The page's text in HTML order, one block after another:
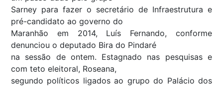
Sarney para fazer o secretário de Infraestrutura e
pré-candidato ao governo do
Maranhão em 2014, Luís Fernando, conforme
denunciou o deputado Bira do Pindaré
na sessão de ontem. Estagnado nas pesquisas e
com teto eleitoral, Roseana,
segundo políticos ligados ao grupo do Palácio dos